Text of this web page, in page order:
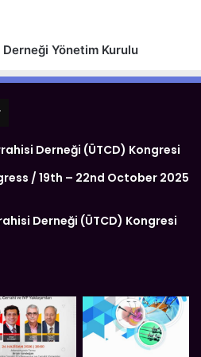
Derneği Yönetim Kurulu
Derneği (ÜTCD) Kongresi
/ 19th – 22nd October 2025
Derneği (ÜTCD) Kongresi